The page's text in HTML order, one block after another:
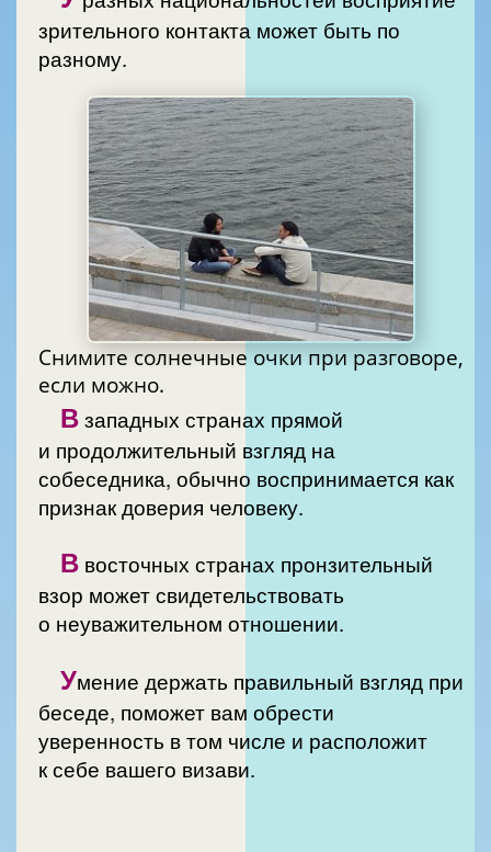
зрительного контакта может быть по
разному.
Снимите солнечные очки при разговоре,
если можно.
Взападных странах прямой
и продолжительный взгляд на
собеседника, обычно воспринимается как
признак доверия человеку.
В восточных странах пронзительный
взор может свидетельствовать
о неуважительном отношении.
Умение держать правильный взгляд при
беседе, поможет вам обрести
уверенность в том числе и расположит
к себе вашего визави.